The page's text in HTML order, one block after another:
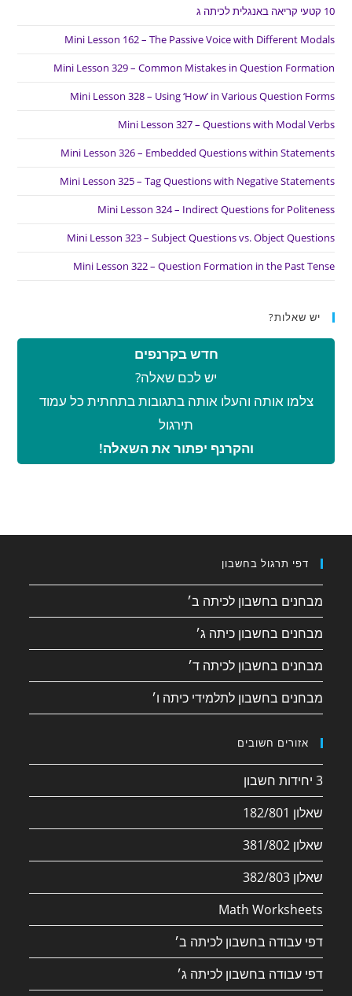
10 קטעי קריאה באנגלית לכיתה ג
Mini Lesson 162 – The Passive Voice with Different Modals
Mini Lesson 329 – Common Mistakes in Question Formation
Mini Lesson 328 – Using ‘How’ in Various Question Forms
Mini Lesson 327 – Questions with Modal Verbs
Mini Lesson 326 – Embedded Questions within Statements
Mini Lesson 325 – Tag Questions with Negative Statements
Mini Lesson 324 – Indirect Questions for Politeness
Mini Lesson 323 – Subject Questions vs. Object Questions
Mini Lesson 322 – Question Formation in the Past Tense
יש שאלות?
חדש בקרנפים
יש לכם שאלה?
צלמו אותה והעלו אותה בתגובות בתחתית כל עמוד
תירגול
והקרנף יפתור את השאלה!
דפי תרגול בחשבון
מבחנים בחשבון לכיתה ב׳
מבחנים בחשבון כיתה ג׳
מבחנים בחשבון לכיתה ד׳
מבחנים בחשבון לתלמידי כיתה ו׳
אזורים חשובים
3 יחידות חשבון
שאלון 182/801
שאלון 381/802
שאלון 382/803
Math Worksheets
דפי עבודה בחשבון לכיתה ב׳
דפי עבודה בחשבון לכיתה ג׳